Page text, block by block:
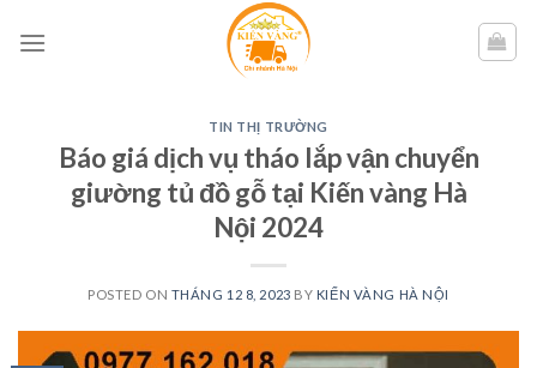
TIN THỊ TRƯỜNG
Báo giá dịch vụ tháo lắp vận chuyển
giường tủ đồ gỗ tại Kiến vàng Hà
Nội 2024
POSTED ON THÁNG 12 8, 2023 BY KIẾN VÀNG HÀ NỘI